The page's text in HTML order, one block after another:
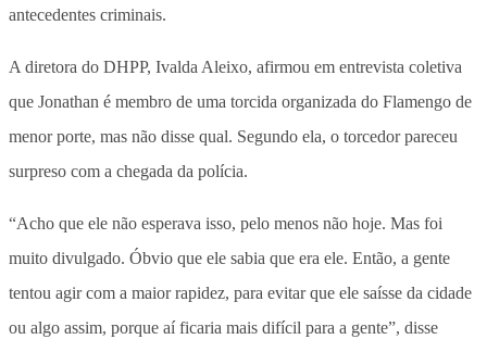
antecedentes criminais.
A diretora do DHPP, Ivalda Aleixo, afirmou em entrevista coletiva
que Jonathan é membro de uma torcida organizada do Flamengo de
menor porte, mas não disse qual. Segundo ela, o torcedor pareceu
surpreso com a chegada da polícia.
“Acho que ele não esperava isso, pelo menos não hoje. Mas foi
muito divulgado. Óbvio que ele sabia que era ele. Então, a gente
tentou agir com a maior rapidez, para evitar que ele saísse da cidade
ou algo assim, porque aí ficaria mais difícil para a gente”, disse